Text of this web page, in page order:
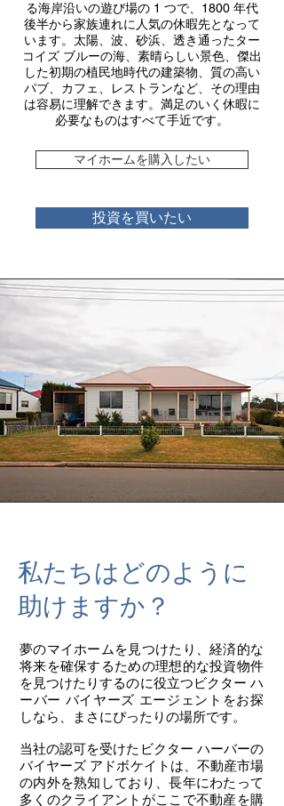
る海岸沿いの遊び場の 1 つで、1800 年代
後半から家族連れに人気の休暇先となって
います。太陽、波、砂浜、透き通ったター
コイズ ブルーの海、素晴らしい景色、傑出
した初期の植民地時代の建築物、質の高い
パブ、カフェ、レストランなど、その理由
は容易に理解できます。満足のいく休暇に
必要なものはすべて手近です。
マイホームを購入したい
投資を買いたい
私たちはどのように
助けますか？
夢のマイホームを見つけたり、経済的な
将来を確保するための理想的な投資物件
を見つけたりするのに役立つビクター ハ
ーバー バイヤーズ エージェントをお探
しなら、まさにぴったりの場所です。
当社の認可を受けたビクター ハーバーの
バイヤーズ アドボケイトは、不動産市場
の内外を熟知しており、長年にわたって
多くのクライアントがここで不動産を購